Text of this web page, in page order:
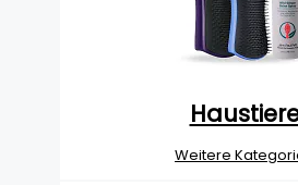
Weitere